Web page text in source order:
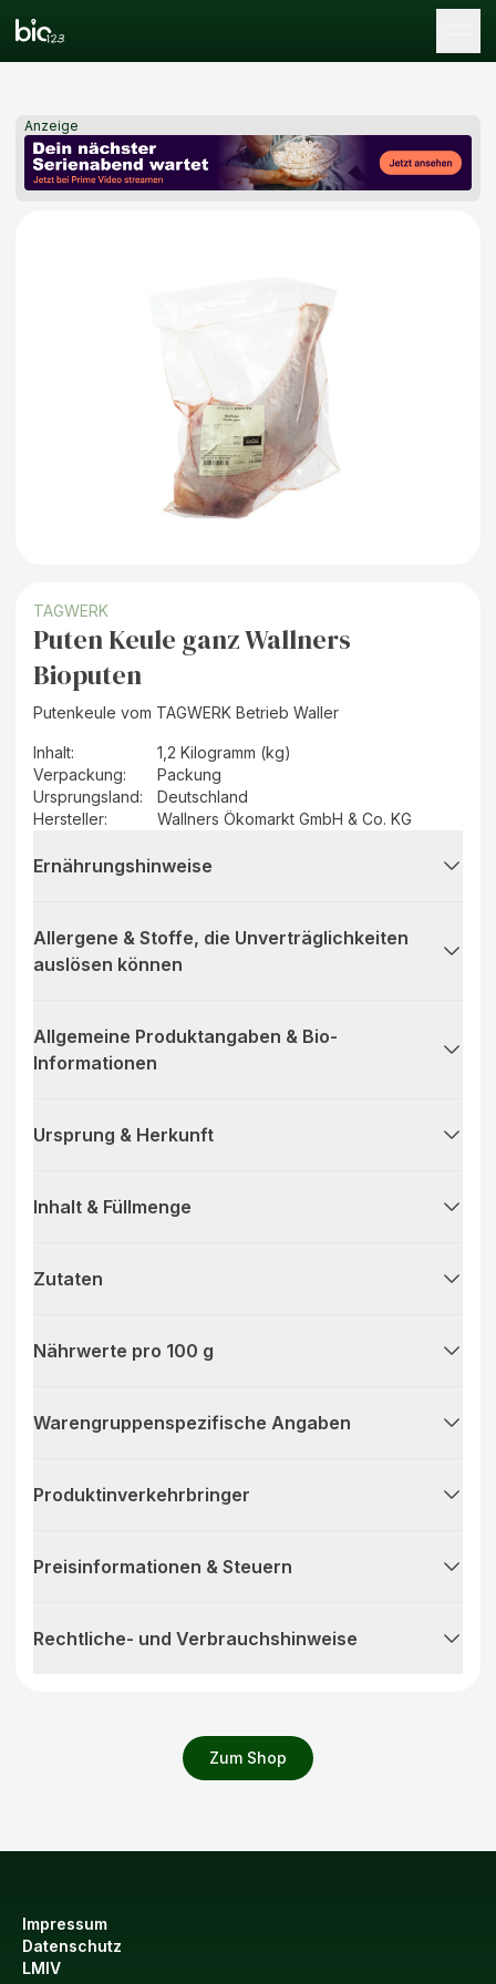
Anzeige
Zum Shop
TAGWERK
Puten Keule ganz Wallners
Bioputen
Putenkeule vom TAGWERK Betrieb Waller
Inhalt:
1,2 Kilogramm (kg)
Verpackung:
Packung
Ursprungsland:
Deutschland
Hersteller: Wallners Ökomarkt GmbH & Co. KG
Ernährungshinweise
Allergene & Stoffe, die Unverträglichkeiten
auslösen können
Allgemeine Produktangaben & Bio-
Informationen
Ursprung & Herkunft
Inhalt & Füllmenge
Zutaten
Nährwerte pro 100 g
Warengruppenspezifische Angaben
Produktinverkehrbringer
Preisinformationen & Steuern
Rechtliche- und Verbrauchshinweise
Impressum
Datenschutz
LMIV